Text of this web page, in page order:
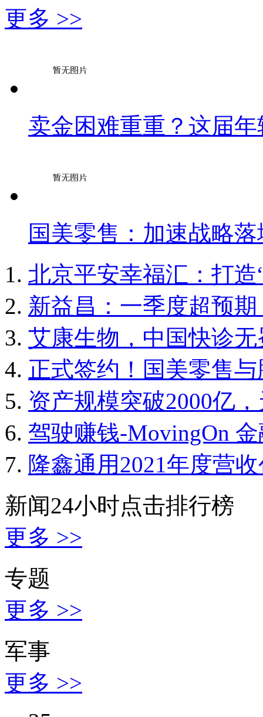
更多 >>
卖金困难重重？这届
国美零售：加速战略
北京平安幸福汇：打
新益昌：一季度超预
艾康生物，中国快诊
正式签约！国美零售
资产规模突破2000亿
驾驶赚钱-MovingOn
隆鑫通用2021年度营
新闻24小时点击排行榜
更多 >>
专题
更多 >>
军事
更多 >>